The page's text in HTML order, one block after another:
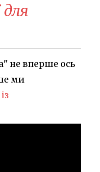
для
не вперше ось
ми